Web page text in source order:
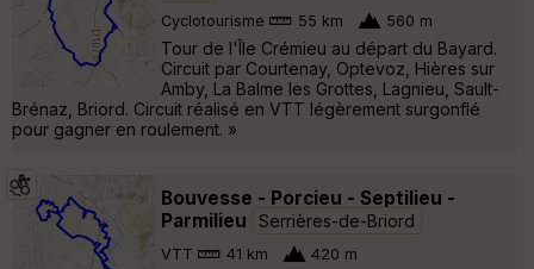
Cyclotourisme 55 km 560 m
Tour de l'Île Crémieu au départ du Bayard.
Circuit par Courtenay, Optevoz, Hières sur
Amby, La Balme les Grottes, Lagnieu, Sault-
Brénaz, Briord. Circuit réalisé en VTT légèrement surgonflé
pour gagner en roulement. »
Bouvesse - Porcieu - Septilieu -
Parmilieu
Serrières-de-Briord
VTT 41 km 420 m